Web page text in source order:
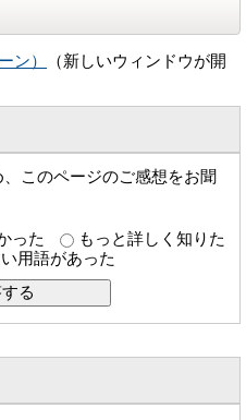
ン）
（新しいウィンドウが開
このページのご感想をお聞
った
もっと詳しく知りた
用語があった